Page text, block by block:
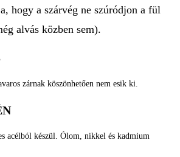
hogy a szárvég ne szúródjon a fül
alvás közben sem).
zárnak köszönhetően nem esik ki.
acélból készül. Ólom, nikkel és kadmium